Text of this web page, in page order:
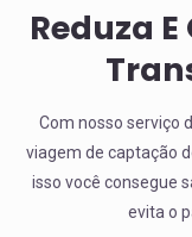
Reduza
Com nosso serviço
viagem de captação
isso você consegue
evita o